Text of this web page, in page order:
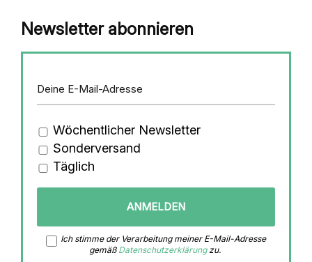
Newsletter abonnieren
Wöchentlicher Newsletter
Sonderversand
Täglich
Ich stimme der Verarbeitung meiner E-Mail-Adresse
gemäß Datenschutzerklärungzu.